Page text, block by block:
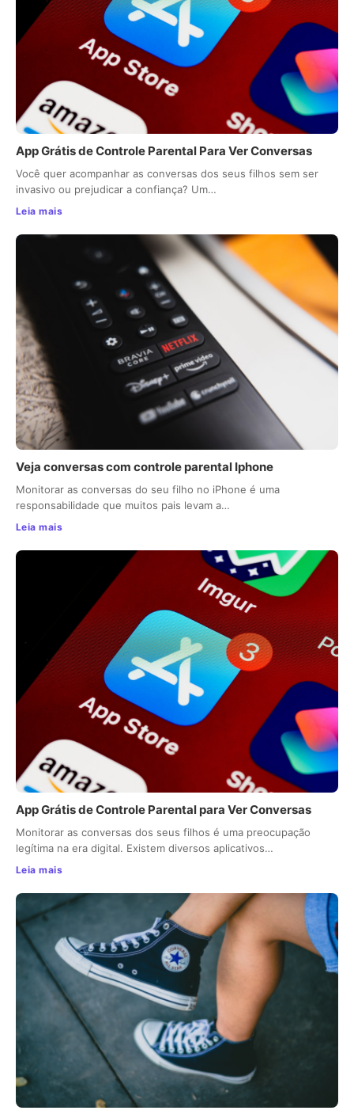
App Grátis de Controle Parental Para Ver Conversas
Você quer acompanhar as conversas dos seus filhos sem ser
invasivo ou prejudicar a confiança? Um…
Leia mais
Veja conversas com controle parental Iphone
Monitorar as conversas do seu filho no iPhone é uma
responsabilidade que muitos pais levam a…
Leia mais
App Grátis de Controle Parental para Ver Conversas
Monitorar as conversas dos seus filhos é uma preocupação
legítima na era digital. Existem diversos aplicativos…
Leia mais